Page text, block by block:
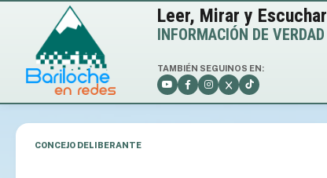
Leer, Mirar y Escuchar
INFORMACIÓN DE VERDAD
TAMBIÉN SEGUINOS EN:
CONCEJO DELIBERANTE